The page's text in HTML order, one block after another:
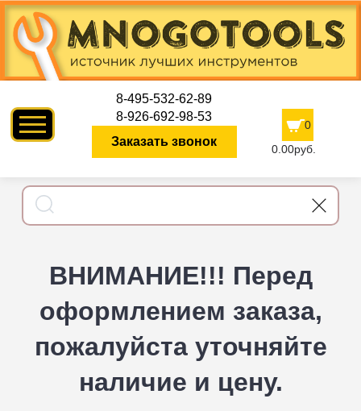
8-495-532-62-89
8-926-692-98-53
Заказать звонок
0
0.00руб.
ВНИМАНИЕ!!! Перед
оформлением заказа,
пожалуйста уточняйте
наличие и цену.